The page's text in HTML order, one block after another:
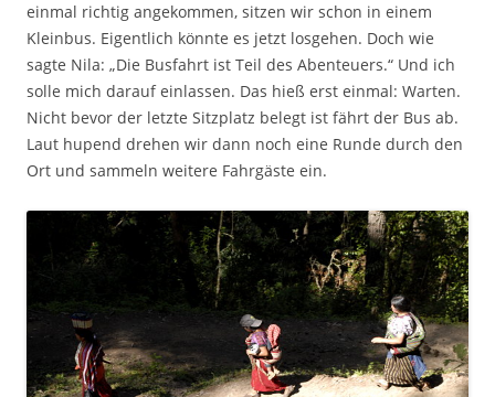
einmal richtig angekommen, sitzen wir schon in einem
Kleinbus. Eigentlich könnte es jetzt losgehen. Doch wie
sagte Nila: „Die Busfahrt ist Teil des Abenteuers.“ Und ich
solle mich darauf einlassen. Das hieß erst einmal: Warten.
Nicht bevor der letzte Sitzplatz belegt ist fährt der Bus ab.
Laut hupend drehen wir dann noch eine Runde durch den
Ort und sammeln weitere Fahrgäste ein.